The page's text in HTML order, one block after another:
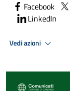
Facebook
LinkedIn
Vedi azioni